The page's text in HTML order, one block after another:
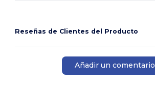
Reseñas de Clientes del Producto
Añadir un comentario